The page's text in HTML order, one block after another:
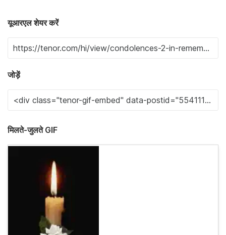
यूआरएल शेयर करें
जोड़ें
मिलते-जुलते GIF